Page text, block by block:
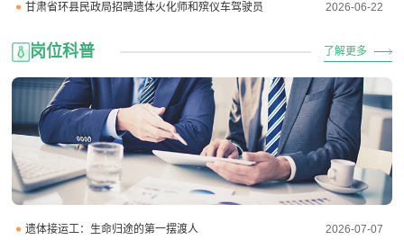
甘肃省环县民政局招聘遗体火化师和殡仪车驾驶员
2026-06-22
岗位科普 了解更多
遗体接运工：生命归途的第一摆渡人
2026-07-07